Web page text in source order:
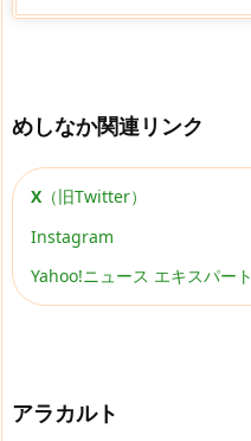
めしなか関連リンク
X （旧Twitter）
Instagram
Yahoo!ニュース エキスパート
アラカルト